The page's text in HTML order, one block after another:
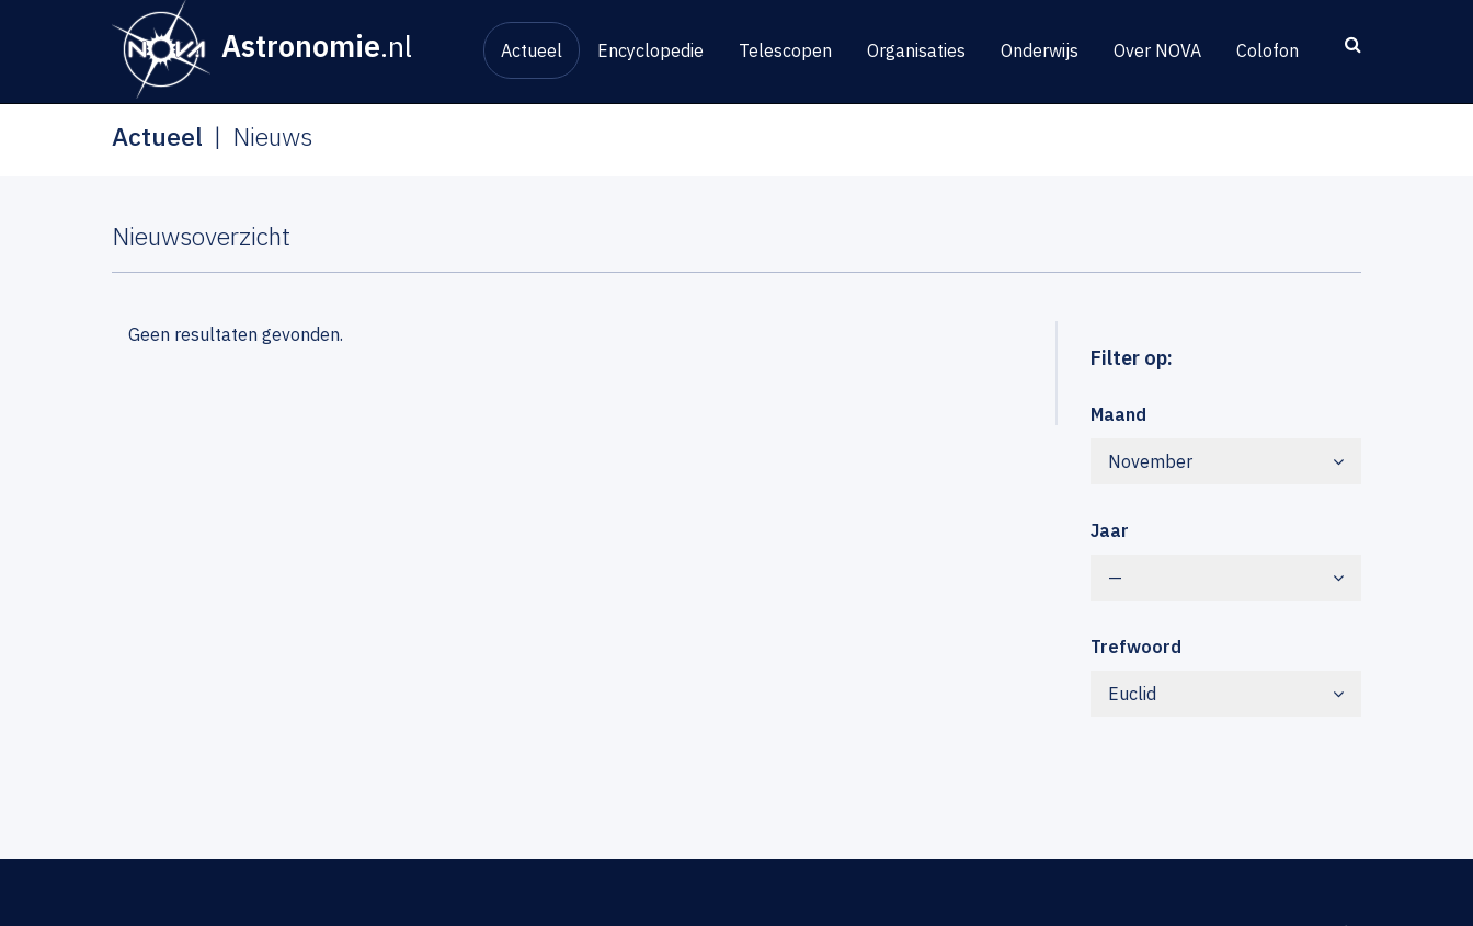
Astronomie.nl Actueel Encyclopedie Telescopen Organisaties Onderwijs Over NOVA Colofon
Actueel Nieuws
Nieuwsoverzicht
Filter op:
Maand
November
Jaar
—
Trefwoord
Euclid
Geen resultaten gevonden.